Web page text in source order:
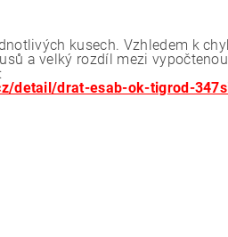
kusech. Vzhledem k
a velký rozdíl mezi
detail/drat-esab-ok-tigrod-